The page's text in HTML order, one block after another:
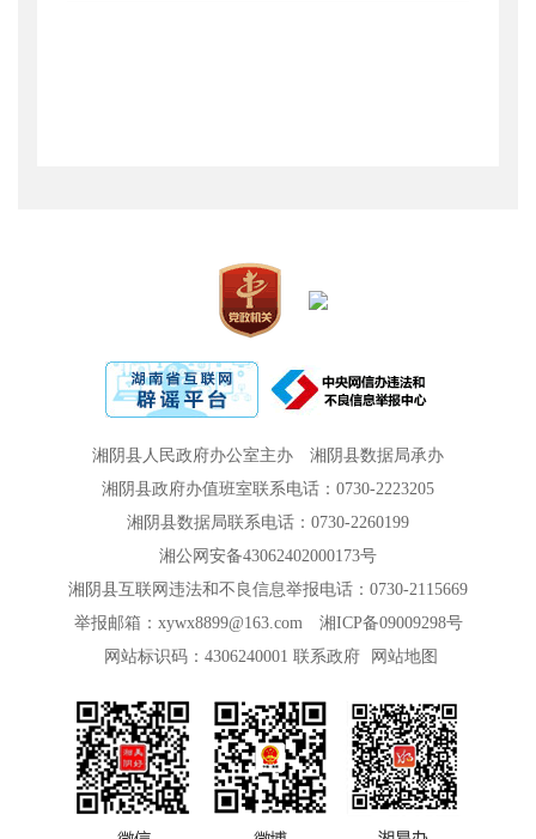
湘阴县人民政府办公室主办
湘阴县数据局承办
湘阴县政府办值班室联系电话：0730-2223205
湘阴县数据局联系电话：0730-2260199
湘公网安备43062402000173号
湘阴县互联网违法和不良信息举报电话：0730-2115669
举报邮箱：xywx8899@163.com
湘ICP备09009298号
网站标识码：4306240001 联系政府 网站地图